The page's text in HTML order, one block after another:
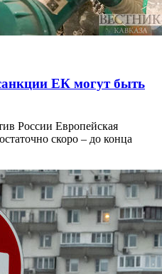
ЕК могут быть
России Европейская
скоро – до конца